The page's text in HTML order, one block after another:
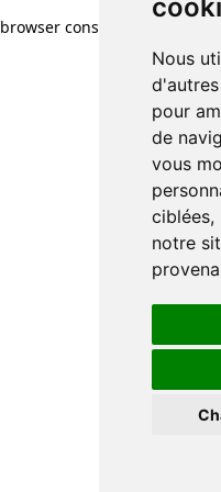
Nous
pour
de
vous
ciblées,
notre
browser console for more